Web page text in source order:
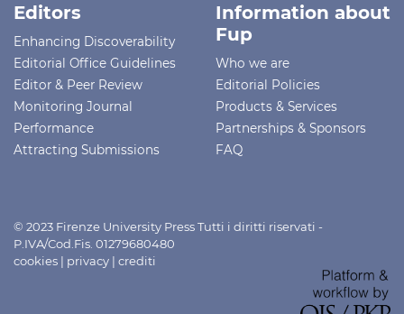
Editors
Enhancing Discoverability
Editorial Office Guidelines
Editor & Peer Review
Monitoring Journal
Performance
Attracting Submissions
Information about
Fup
Who we are
Editorial Policies
Products & Services
Partnerships & Sponsors
FAQ
© 2023 Firenze University Press Tutti i diritti riservati -
P.IVA/Cod.Fis. 01279680480
cookies | privacy | crediti